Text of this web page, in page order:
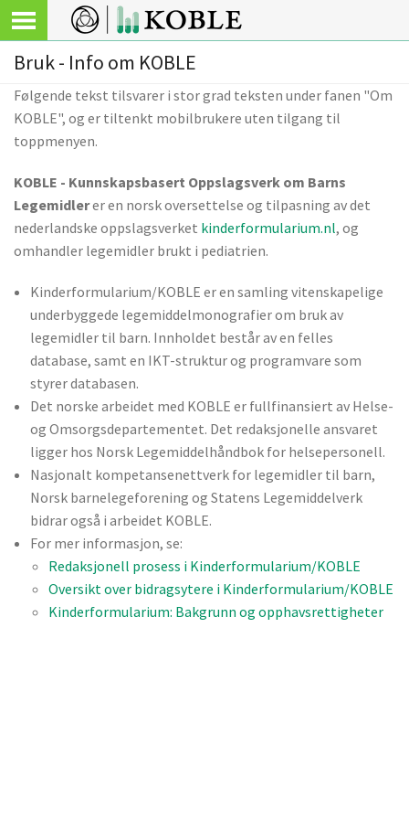
Bruk - Info om KOBLE
Følgende tekst tilsvarer i stor grad teksten under fanen "Om
KOBLE", og er tiltenkt mobilbrukere uten tilgang til
toppmenyen.
KOBLE - Kunnskapsbasert Oppslagsverk om Barns
Legemidlerer en norsk oversettelse og tilpasning av det
nederlandske oppslagsverket kinderformularium.nl, og
omhandler legemidler brukt i pediatrien.
Kinderformularium/KOBLE er en samling vitenskapelige
underbyggede legemiddelmonografier om bruk av
legemidler til barn. Innholdet består av en felles
database, samt en IKT-struktur og programvare som
styrer databasen.
Det norske arbeidet med KOBLE er fullfinansiert av Helse-
og Omsorgsdepartementet. Det redaksjonelle ansvaret
ligger hos Norsk Legemiddelhåndbok for helsepersonell.
Nasjonalt kompetansenettverk for legemidler til barn,
Norsk barnelegeforening og Statens Legemiddelverk
bidrar også i arbeidet KOBLE.
For mer informasjon, se:
Redaksjonell prosess i Kinderformularium/KOBLE
Oversikt over bidragsytere i Kinderformularium/KOBLE
Kinderformularium: Bakgrunn og opphavsrettigheter